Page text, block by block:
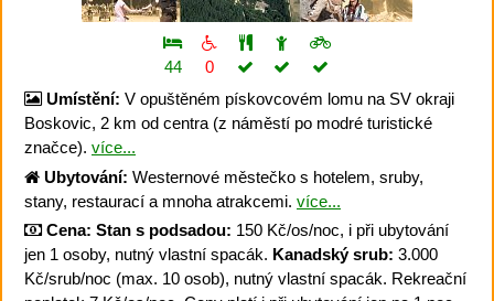
44
0
Umístění: V opuštěném pískovcovém lomu na SV okraji
Boskovic, 2 km od centra (z náměstí po modré turistické
značce). více...
Ubytování: Westernové městečko s hotelem, sruby,
stany, restaurací a mnoha atrakcemi. více...
Cena: Stan s podsadou: 150 Kč/os/noc, i při ubytování
jen 1 osoby, nutný vlastní spacák. Kanadský srub: 3.000
Kč/srub/noc (max. 10 osob), nutný vlastní spacák. Rekreační